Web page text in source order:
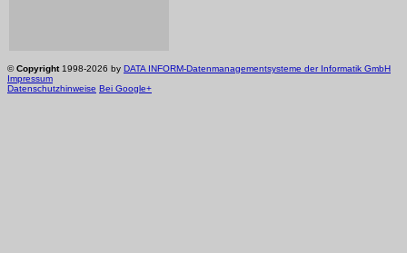
©Copyright1998-2026 by DATA INFORM-Datenmanagementsysteme der Informatik GmbH
Impressum
Datenschutzhinweise Bei Google+